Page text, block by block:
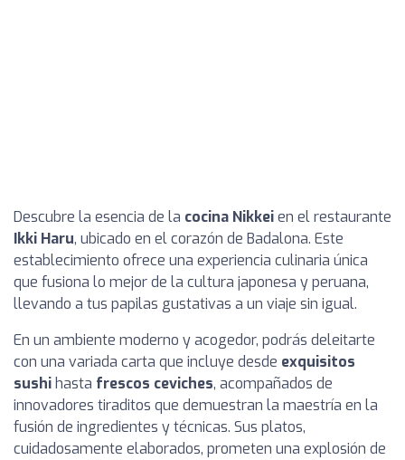
Descubre la esencia de la cocina Nikkeien el restaurante
Ikki Haru, ubicado en el corazón de Badalona. Este
establecimiento ofrece una experiencia culinaria única
que fusiona lo mejor de la cultura japonesa y peruana,
llevando a tus papilas gustativas a un viaje sin igual.
En un ambiente moderno y acogedor, podrás deleitarte
con una variada carta que incluye desde exquisitos
sushi hasta frescos ceviches, acompañados de
innovadores tiraditos que demuestran la maestría en la
fusión de ingredientes y técnicas. Sus platos,
cuidadosamente elaborados, prometen una explosión de